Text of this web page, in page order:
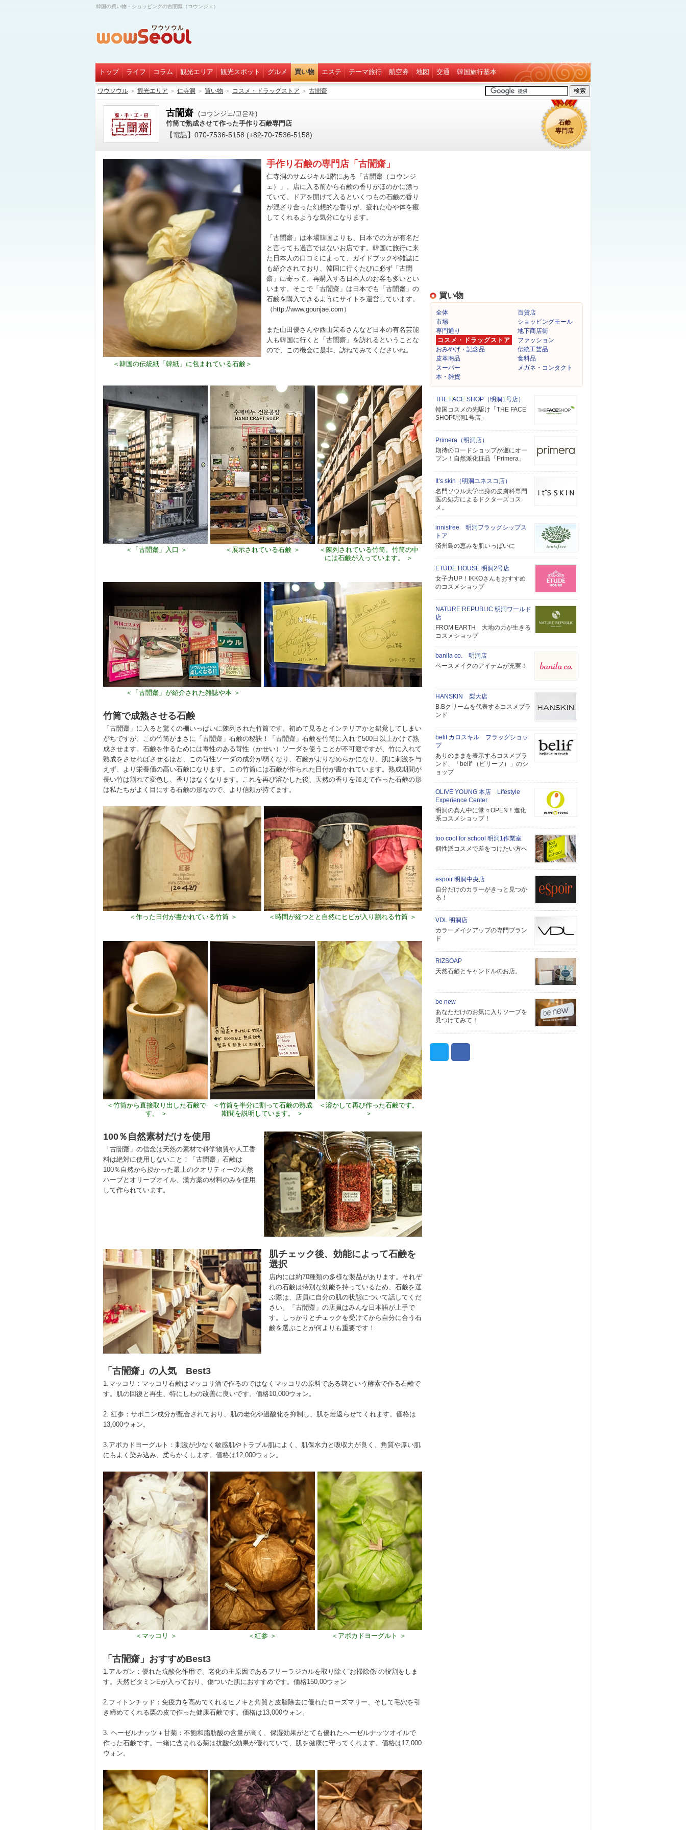
韓国の買い物・ショッピングの古誾齋（コウンジェ）
トップ ライフ コラム 観光エリア 観光スポット グルメ 買い物 エステ テーマ旅行 航空券 地図 交通 韓国旅行基本
ワウソウル ＞ 観光エリア ＞ 仁寺洞 ＞ 買い物 ＞ コスメ・ドラッグストア ＞ 古誾齋
石鹸
専門店
古誾齋 (コウンジェ/고은재)
竹筒で熟成させて作った手作り石鹸専門店
【電話】070-7536-5158 (+82-70-7536-5158)
＜韓国の伝統紙「韓紙」に包まれている石鹸＞
手作り石鹸の専門店「古誾齋」
仁寺洞のサムジキル1階にある「古誾齋（コウンジ
ェ）」。店に入る前から石鹸の香りがほのかに漂っ
ていて、ドアを開けて入るといくつもの石鹸の香り
が混ざり合った幻想的な香りが、疲れた心や体を癒
してくれるような気分になります。
「古誾齋」は本場韓国よりも、日本での方が有名だ
と言っても過言ではないお店です。韓国に旅行に来
た日本人の口コミによって、ガイドブックや雑誌に
も紹介されており、韓国に行くたびに必ず「古誾
齋」に寄って、再購入する日本人のお客も多いとい
います。そこで「古誾齋」は日本でも「古誾齋」の
石鹸を購入できるようにサイトを運営しています。
（http://www.gounjae.com）
また山田優さんや西山茉希さんなど日本の有名芸能
人も韓国に行くと「古誾齋」を訪れるということな
ので、この機会に是非、訪ねてみてくださいね。
＜「古誾齋」入口 ＞ ＜展示されている石鹸 ＞
＜陳列されている竹筒。竹筒の中
には石鹸が入っています。 ＞
＜「古誾齋」が紹介された雑誌や本 ＞
竹筒で成熟させる石鹸
「古誾齋」に入ると驚くの棚いっぱいに陳列された竹筒です。初めて見るとインテリアかと錯覚してしまい
がちですが、この竹筒がまさに「古誾齋」石鹸の秘訣！「古誾齋」石鹸を竹筒に入れて500日以上かけて熟
成させます。石鹸を作るためには毒性のある苛性（かせい）ソーダを使うことが不可避ですが、竹に入れて
熟成をさせればさせるほど、この苛性ソーダの成分が弱くなり、石鹸がよりなめらかになり、肌に刺激を与
えず、より栄養価の高い石鹸になります。この竹筒には石鹸が作られた日付が書かれています。熟成期間が
長い竹は割れて変色し、香りはなくなります。これを再び溶かした後、天然の香りを加えて作った石鹸の形
は私たちがよく目にする石鹸の形なので、より信頼が持てます。
＜作った日付が書かれている竹筒 ＞ ＜時間が経つとと自然にヒビが入り割れる竹筒 ＞
＜竹筒から直接取り出した石鹸で
す。 ＞
＜竹筒を半分に割って石鹸の熟成
期間を説明しています。 ＞
＜溶かして再び作った石鹸です。
＞
100％自然素材だけを使用
「古誾齋」の信念は天然の素材で科学物質や人工香
料は絶対に使用しないこと！「古誾齋」石鹸は
100％自然から授かった最上のクオリティーの天然
ハーブとオリーブオイル、漢方薬の材料のみを使用
して作られています。
肌チェック後、効能によって石鹸を
選択
店内には約70種類の多様な製品があります。それぞ
れの石鹸は特別な効能を持っているため、石鹸を選
ぶ際は、店員に自分の肌の状態について話してくだ
さい。「古誾齋」の店員はみんな日本語が上手で
す。しっかりとチェックを受けてから自分に合う石
鹸を選ぶことが何よりも重要です！
「古誾齋」の人気 Best3
1.マッコリ：マッコリ石鹸はマッコリ酒で作るのではなくマッコリの原料である麹という酵素で作る石鹸で
す。肌の回復と再生、特にしわの改善に良いです。価格10,000ウォン。
2. 紅参：サポニン成分が配合されており、肌の老化や過酸化を抑制し、肌を若返らせてくれます。価格は
13,000ウォン。
3.アボカドヨーグルト：刺激が少なく敏感肌やトラブル肌によく、肌保水力と吸収力が良く、角質や厚い肌
にもよく染み込み、柔らかくします。価格は12,000ウォン。
＜マッコリ ＞ ＜紅参 ＞ ＜アボカドヨーグルト ＞
「古誾齋」おすすめBest3
1.アルガン：優れた坑酸化作用で、老化の主原因であるフリーラジカルを取り除く“お掃除係”の役割をしま
す。天然ビタミンEが入っており、傷ついた肌におすすめです。価格150,00ウォン
2.フィトンチッド：免疫力を高めてくれるヒノキと角質と皮脂除去に優れたローズマリー、そして毛穴を引
き締めてくれる栗の皮で作った健康石鹸です。価格は13,000ウォン。
3. ヘーゼルナッツ＋甘菊：不飽和脂肪酸の含量が高く、保湿効果がとても優れたへーゼルナッツオイルで
作った石鹸です。一緒に含まれる菊は抗酸化効果が優れていて、肌を健康に守ってくれます。価格は17,000
ウォン。
買い物
全体
百貨店
市場
ショッピングモール
専門通り
地下商店街
コスメ・ドラッグストア
ファッション
おみやげ・記念品
伝統工芸品
皮革商品
食料品
スーパー
メガネ・コンタクト
本・雑貨
THE FACE SHOP（明洞1号店）
韓国コスメの先駆け「THE FACE
SHOP明洞1号店」
Primera（明洞店）
期待のロードショップが遂にオー
プン！自然派化粧品「Primera」
It’s skin（明洞ユネスコ店）
名門ソウル大学出身の皮膚科専門
医の処方によるドクターズコス
メ。
innisfree 明洞フラッグシップス
トア
済州島の恵みを肌いっぱいに
ETUDE HOUSE 明洞2号店
女子力UP！IKKOさんもおすすめ
のコスメショップ
NATURE REPUBLIC 明洞ワールド
店
FROM EARTH 大地の力が生きる
コスメショップ
banila co. 明洞店
ベースメイクのアイテムが充実！
HANSKIN 梨大店
B.Bクリームを代表するコスメブラ
ンド
belif カロスキル フラッグショッ
プ
ありのままを表示するコスメブラ
ンド、「belif （ビリーフ）」のシ
ョップ
OLIVE YOUNG 本店 Lifestyle
Experience Center
明洞の真ん中に堂々OPEN！進化
系コスメショップ！
too cool for school 明洞1作業室
個性派コスメで差をつけたい方へ
espoir 明洞中央店
自分だけのカラーがきっと見つか
る！
VDL 明洞店
カラーメイクアップの専門ブラン
ド
RIZSOAP
天然石鹸とキャンドルのお店。
be new
あなただけのお気に入りソープを
見つけてみて！